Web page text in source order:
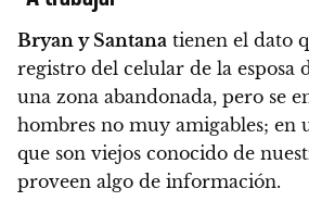
Bryan y Santana tienen el dato
registro del celular de la esposa
una zona abandonada, pero se
hombres no muy amigables; en
que son viejos conocido de
proveen algo de información.